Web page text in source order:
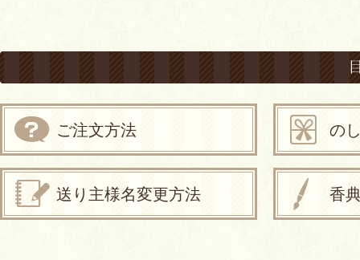
ご注文方法 の
送り主様名変更方法 香